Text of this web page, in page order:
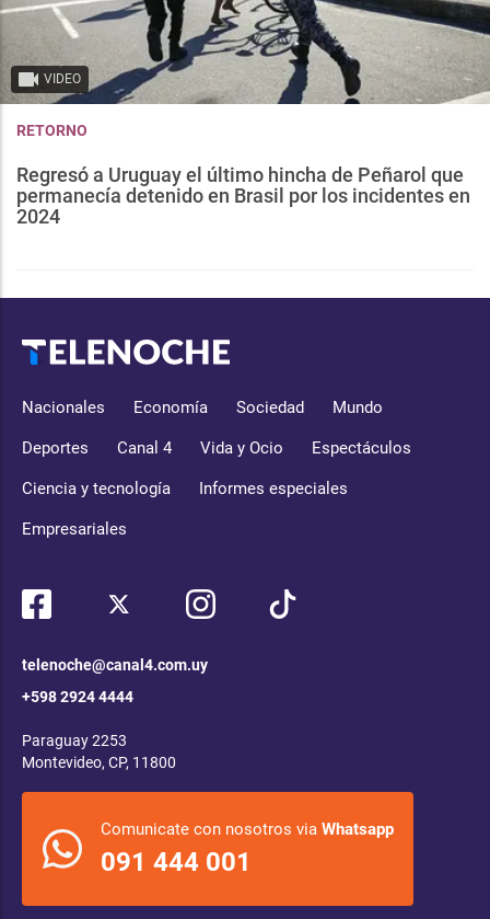
VIDEO
RETORNO
Regresó a Uruguay el último hincha de Peñarol que
permanecía detenido en Brasil por los incidentes en
2024
Nacionales Economía Sociedad Mundo
Deportes Canal 4 Vida y Ocio Espectáculos
Ciencia y tecnología Informes especiales
Empresariales
telenoche@canal4.com.uy
+598 2924 4444
Paraguay 2253
Montevideo, CP, 11800
Comunicate con nosotros via Whatsapp
091 444 001